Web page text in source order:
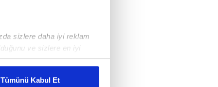
sizlere daha iyi reklam
ve sizlere en iyi
karşılamak
Tümünü Kabul Et